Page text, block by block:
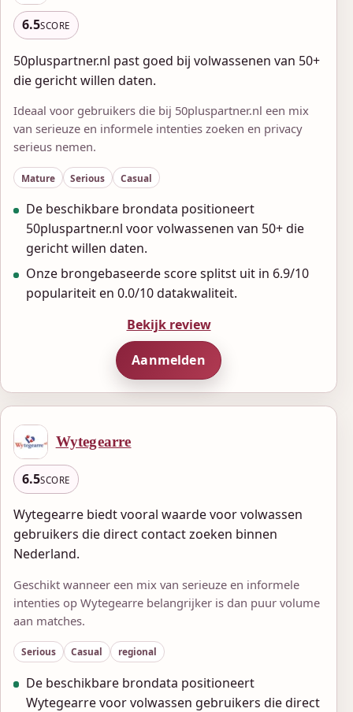
6.5SCORE
50pluspartner.nl past goed bij volwassenen van 50+
die gericht willen daten.
Ideaal voor gebruikers die bij 50pluspartner.nl een mix
van serieuze en informele intenties zoeken en privacy
serieus nemen.
Mature Serious Casual
De beschikbare brondata positioneert
50pluspartner.nl voor volwassenen van 50+ die
gericht willen daten.
Onze brongebaseerde score splitst uit in 6.9/10
populariteit en 0.0/10 datakwaliteit.
Bekijk review
Aanmelden
Wytegearre
6.5SCORE
Wytegearre biedt vooral waarde voor volwassen
gebruikers die direct contact zoeken binnen
Nederland.
Geschikt wanneer een mix van serieuze en informele
intenties op Wytegearre belangrijker is dan puur volume
aan matches.
Serious Casual regional
De beschikbare brondata positioneert
Wytegearre voor volwassen gebruikers die direct